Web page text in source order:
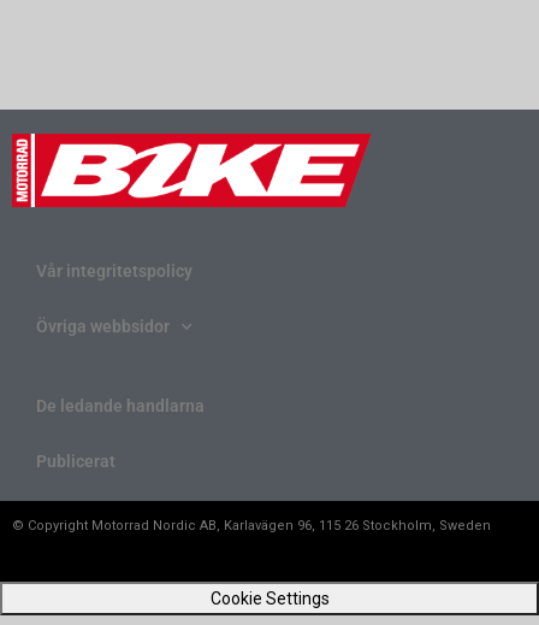
Vår integritetspolicy
Övriga webbsidor
De ledande handlarna
Publicerat
© Copyright Motorrad Nordic AB, Karlavägen 96, 115 26 Stockholm, Sweden
Cookie Settings